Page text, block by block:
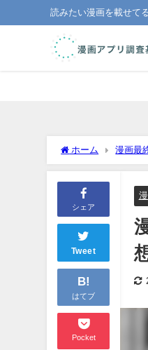
読みたい漫画を載せて
ホーム 漫画最
シェア
Tweet
B!
はてブ
Pocket